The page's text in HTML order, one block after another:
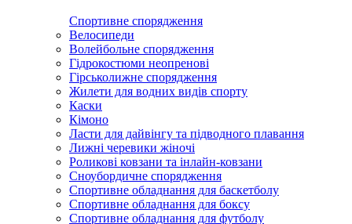
Спортивне спорядження
Велосипеди
Волейбольне спорядження
Гідрокостюми неопренові
Гірськолижне спорядження
Жилети для водних видів спорту
Каски
Кімоно
Ласти для дайвінгу та підводного плавання
Лижні черевики жіночі
Роликові ковзани та інлайн-ковзани
Сноубордичне спорядження
Спортивне обладнання для баскетболу
Спортивне обладнання для боксу
Спортивне обладнання для футболу